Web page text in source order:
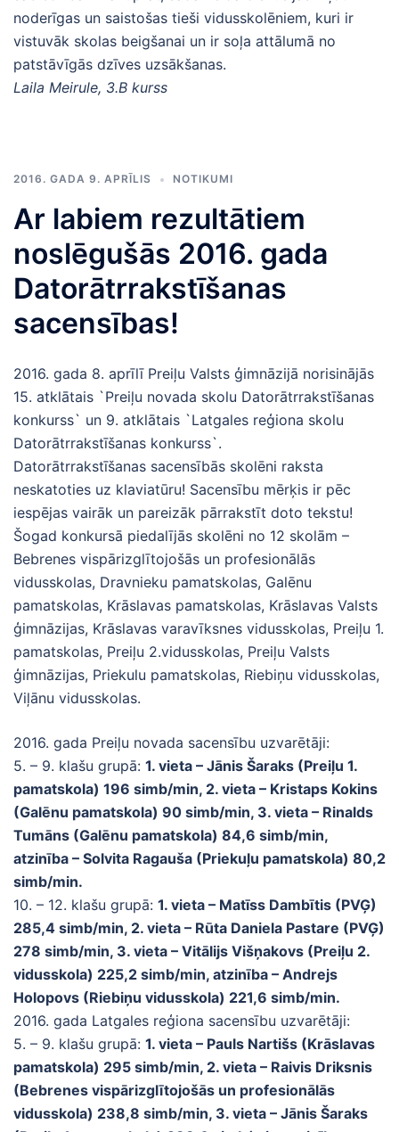
noderīgas un saistošas tieši vidusskolēniem, kuri ir
vistuvāk skolas beigšanai un ir soļa attālumā no
patstāvīgās dzīves uzsākšanas.
Laila Meirule, 3.B kurss
2016. GADA 9. APRĪLIS NOTIKUMI
Ar labiem rezultātiem
noslēgušās 2016. gada
Datorātrrakstīšanas
sacensības!
2016. gada 8. aprīlī Preiļu Valsts ģimnāzijā norisinājās
15. atklātais `Preiļu novada skolu Datorātrrakstīšanas
konkurss` un 9. atklātais `Latgales reģiona skolu
Datorātrrakstīšanas konkurss`.
Datorātrrakstīšanas sacensībās skolēni raksta
neskatoties uz klaviatūru! Sacensību mērķis ir pēc
iespējas vairāk un pareizāk pārrakstīt doto tekstu!
Šogad konkursā piedalījās skolēni no 12 skolām –
Bebrenes vispārizglītojošās un profesionālās
vidusskolas, Dravnieku pamatskolas, Galēnu
pamatskolas, Krāslavas pamatskolas, Krāslavas Valsts
ģimnāzijas, Krāslavas varavīksnes vidusskolas, Preiļu 1.
pamatskolas, Preiļu 2.vidusskolas, Preiļu Valsts
ģimnāzijas, Priekulu pamatskolas, Riebiņu vidusskolas,
Viļānu vidusskolas.
2016. gada Preiļu novada sacensību uzvarētāji:
5. – 9. klašu grupā: 1. vieta – Jānis Šaraks (Preiļu 1.
pamatskola) 196 simb/min, 2. vieta – Kristaps Kokins
(Galēnu pamatskola) 90 simb/min, 3. vieta – Rinalds
Tumāns (Galēnu pamatskola) 84,6 simb/min,
atzinība – Solvita Ragauša (Priekuļu pamatskola) 80,2
simb/min.
10. – 12. klašu grupā: 1. vieta – Matīss Dambītis (PVĢ)
285,4 simb/min, 2. vieta – Rūta Daniela Pastare (PVĢ)
278 simb/min, 3. vieta – Vitālijs Višņakovs (Preiļu 2.
vidusskola) 225,2 simb/min, atzinība – Andrejs
Holopovs (Riebiņu vidusskola) 221,6 simb/min.
2016. gada Latgales reģiona sacensību uzvarētāji:
5. – 9. klašu grupā: 1. vieta – Pauls Nartišs (Krāslavas
pamatskola) 295 simb/min, 2. vieta – Raivis Driksnis
(Bebrenes vispārizglītojošās un profesionālās
vidusskola) 238,8 simb/min, 3. vieta – Jānis Šaraks